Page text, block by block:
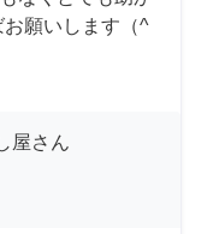
お願いします（^
屋さん